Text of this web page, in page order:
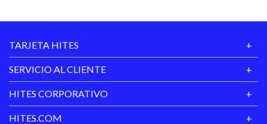
15- In Between Days 2:56
16- Close To Me 3:39
17- A Night Like This 4:11
TARJETA HITES
SERVICIO AL CLIENTE
HITES CORPORATIVO
HITES.COM